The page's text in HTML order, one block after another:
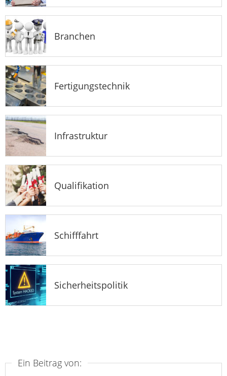
Branchen
Fertigungstechnik
Infrastruktur
Qualifikation
Schifffahrt
Sicherheitspolitik
Ein Beitrag von: